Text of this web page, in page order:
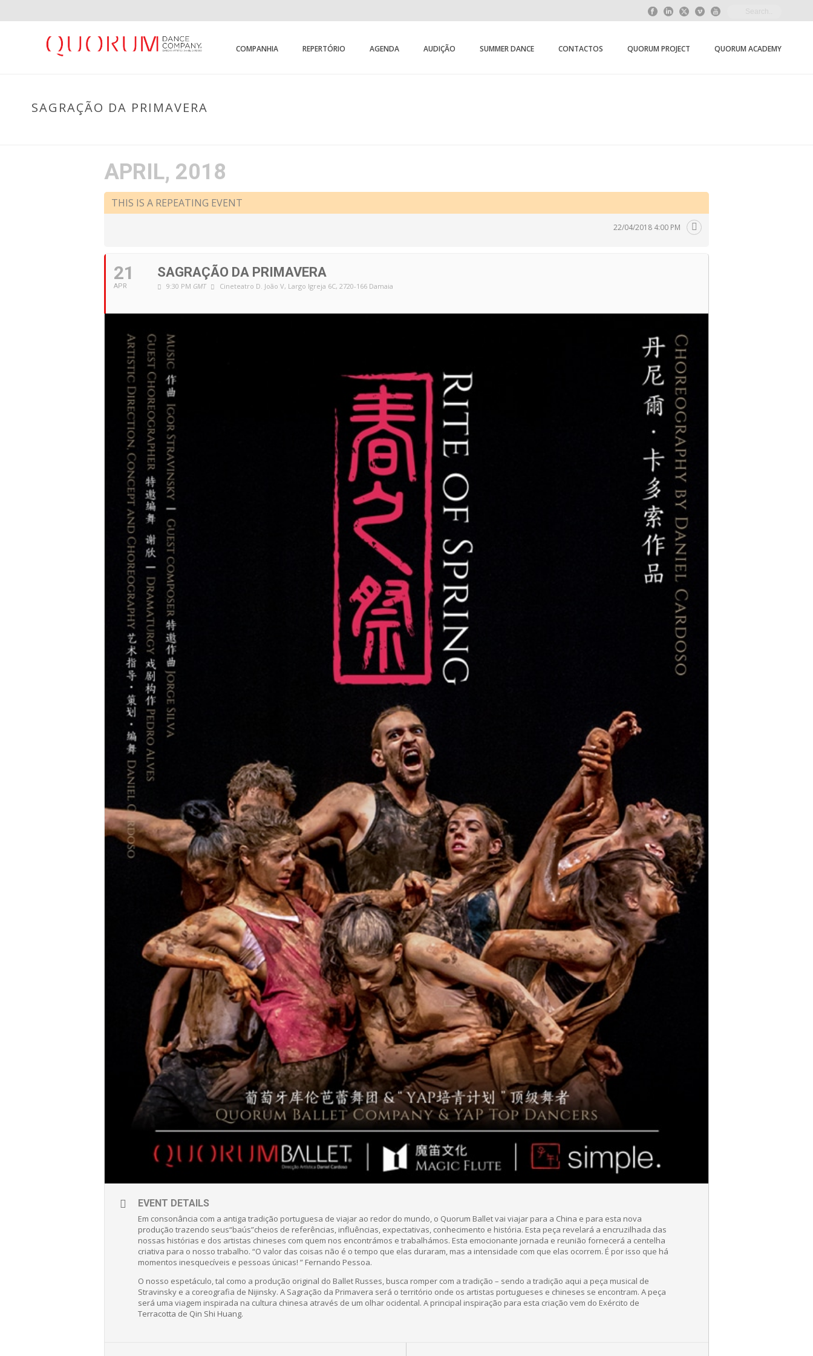
COMPANHIA REPERTÓRIO AGENDA AUDIÇÃO SUMMER DANCE CONTACTOS QUORUM PROJECT QUORUM ACADEMY
SAGRAÇÃO DA PRIMAVERA
APRIL, 2018
THIS IS A REPEATING EVENT
22/04/2018 4:00 PM
21
APR
SAGRAÇÃO DA PRIMAVERA
9:30 PM GMT Cineteatro D. João V, Largo Igreja 6C, 2720-166 Damaia
EVENT DETAILS
Em consonância com a antiga tradição portuguesa de viajar ao redor do mundo, o Quorum Ballet vai viajar para a China e para esta nova
produção trazendo seus“baús”cheios de referências, influências, expectativas, conhecimento e história. Esta peça revelará a encruzilhada das
nossas histórias e dos artistas chineses com quem nos encontrámos e trabalhámos. Esta emocionante jornada e reunião fornecerá a centelha
criativa para o nosso trabalho. “O valor das coisas não é o tempo que elas duraram, mas a intensidade com que elas ocorrem. É por isso que há
momentos inesquecíveis e pessoas únicas! ” Fernando Pessoa.
O nosso espetáculo, tal como a produção original do Ballet Russes, busca romper com a tradição – sendo a tradição aqui a peça musical de
Stravinsky e a coreografia de Nijinsky. A Sagração da Primavera será o território onde os artistas portugueses e chineses se encontram. A peça
será uma viagem inspirada na cultura chinesa através de um olhar ocidental. A principal inspiração para esta criação vem do Exército de
Terracotta de Qin Shi Huang.